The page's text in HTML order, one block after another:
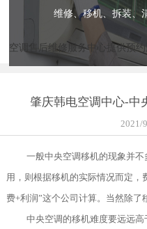
维修、移机、拆装、
空调售后维修服务中心提供预
肇庆韩电空调中心-中
2021/
一般中央空调移机的现象并
用，则根据移机的实际情况而定，
费+利润”这个公司计算。当然除了
中央空调的移机难度要远远